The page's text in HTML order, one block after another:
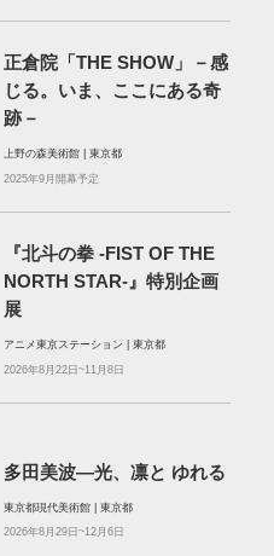
正倉院「THE SHOW」－感
じる。いま、ここにある奇
跡－
上野の森美術館 | 東京都
2025年9月開幕予定
『北斗の拳 -FIST OF THE
NORTH STAR-』特別企画
展
アニメ東京ステーション | 東京都
2026年8月22日~11月8日
多田美波―光、凛と ゆれる
東京都現代美術館 | 東京都
2026年8月29日~12月6日